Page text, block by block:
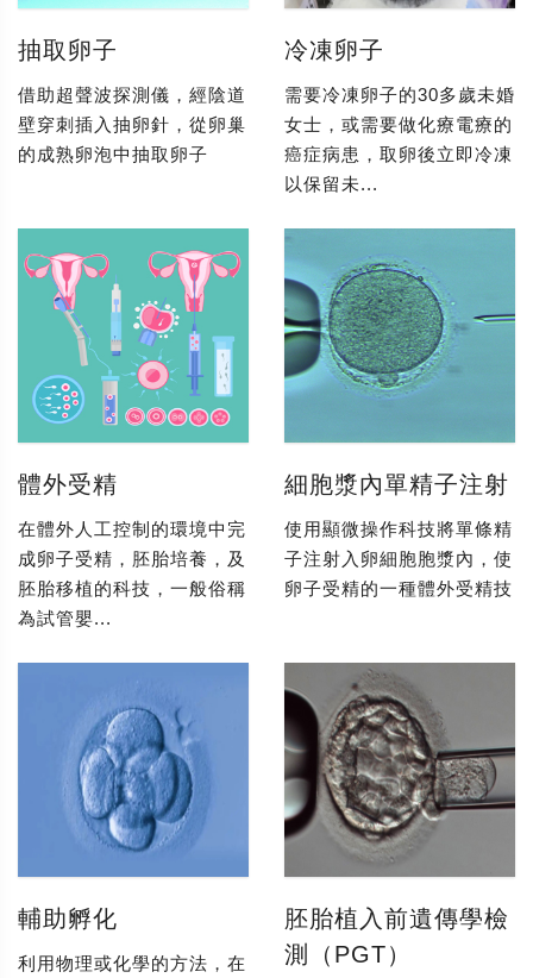
抽取卵子
借助超聲波探測儀，經陰道
壁穿刺插入抽卵針，從卵巢
的成熟卵泡中抽取卵子
冷凍卵子
需要冷凍卵子的30多歲未婚
女士，或需要做化療電療的
癌症病患，取卵後立即冷凍
以保留未...
體外受精
在體外人工控制的環境中完
成卵子受精，胚胎培養，及
胚胎移植的科技，一般俗稱
為試管嬰...
細胞漿內單精子注射
使用顯微操作科技將單條精
子注射入卵細胞胞漿內，使
卵子受精的一種體外受精技
輔助孵化
利用物理或化學的方法，在
胚胎植入前遺傳學檢
測（PGT）